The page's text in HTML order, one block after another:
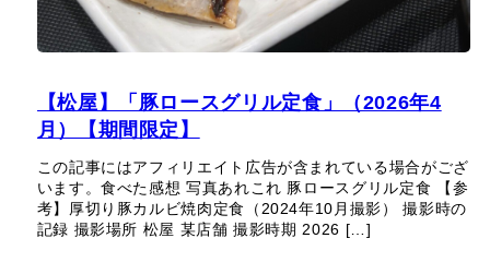
【松屋】「豚ロースグリル定食」（2026年4
月）【期間限定】
この記事にはアフィリエイト広告が含まれている場合がござ
います。食べた感想 写真あれこれ 豚ロースグリル定食 【参
考】厚切り豚カルビ焼肉定食（2024年10月撮影） 撮影時の
記録 撮影場所 松屋 某店舗 撮影時期 2026 […]